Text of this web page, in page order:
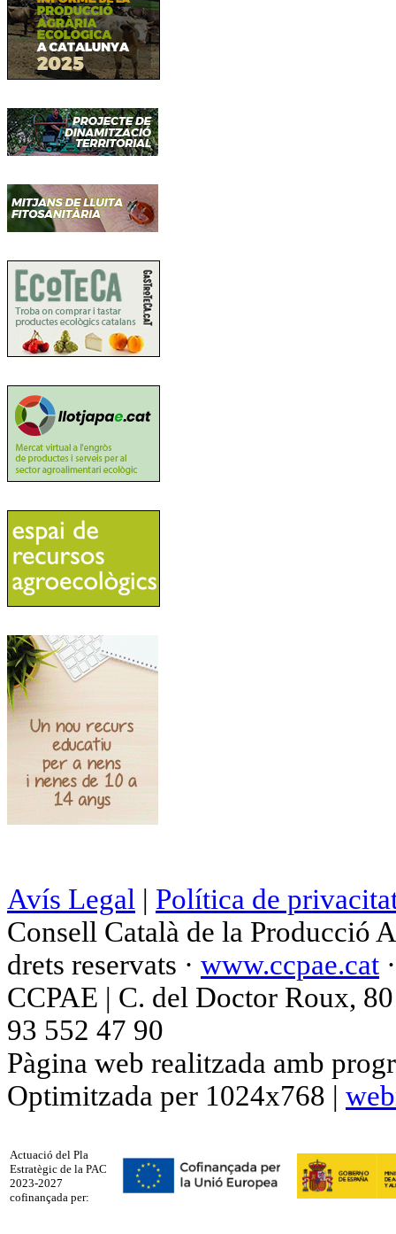
Avís Legal | Política de
Consell Català de la Producció
drets reservats · www.ccpae.cat
CCPAE | C. del Doctor Roux,
93 552 47 90
Pàgina web realitzada amb
Optimitzada per 1024x768 |
Actuació del Pla
Estratègic de la PAC
2023-2027
cofinançada per: